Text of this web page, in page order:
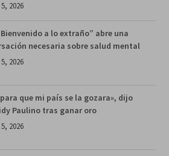
2026
a lo extraño” abre una
necesaria sobre salud mental
2026
que mi país se la gozara», dijo
Paulino tras ganar oro
2026